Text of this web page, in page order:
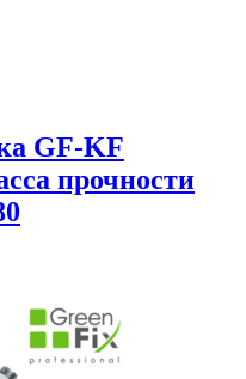
GF-KF
прочности